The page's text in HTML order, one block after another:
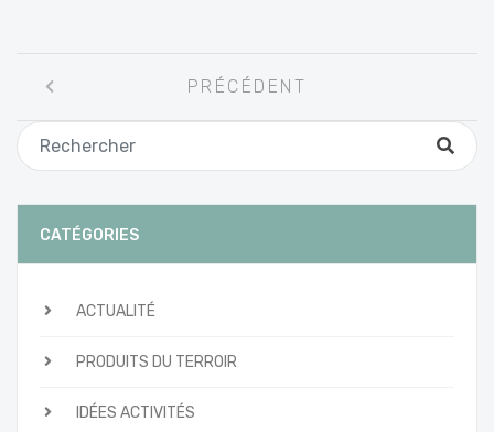
entre
les
articles
PRÉCÉDENT
CATÉGORIES
ACTUALITÉ
PRODUITS DU TERROIR
IDÉES ACTIVITÉS